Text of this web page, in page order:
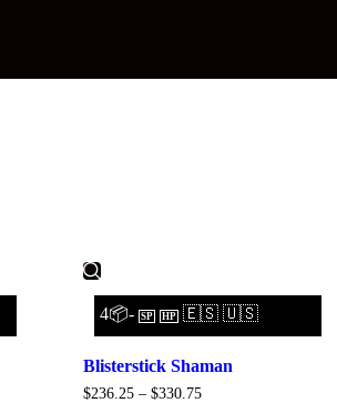
4📦- SP HP 🇪🇸 🇺🇸
Blisterstick Shaman
$236.25 –$330.75